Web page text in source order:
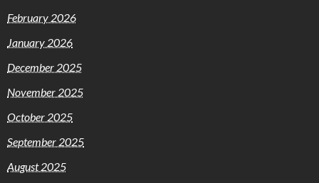
February 2026
January 2026
December 2025
November 2025
October 2025
September 2025
August 2025